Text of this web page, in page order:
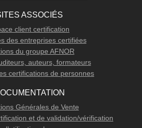
ASSOCIÉS
client certification
des entreprises certifiées
du groupe AFNOR
auteurs, formateurs
certifications de personnes
Générales de Vente
et de validation/vérification